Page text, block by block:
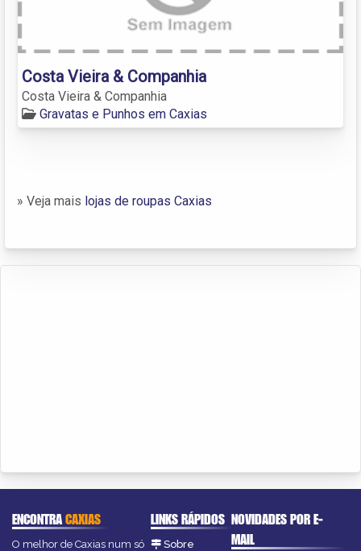
Costa Vieira & Companhia
Costa Vieira & Companhia
Gravatas e Punhos em Caxias
» Veja mais lojas de roupas Caxias
ENCONTRACAXIAS
O melhor de Caxias num só
LINKS RÁPIDOS
Sobre
NOVIDADES POR E-
MAIL